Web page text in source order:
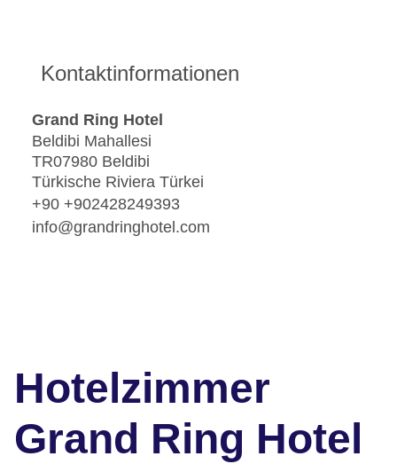
Kontaktinformationen
Grand Ring Hotel
Beldibi Mahallesi
TR07980 Beldibi
Türkische Riviera Türkei
+90 +902428249393
info@grandringhotel.com
Hotelzimmer
Grand Ring Hotel